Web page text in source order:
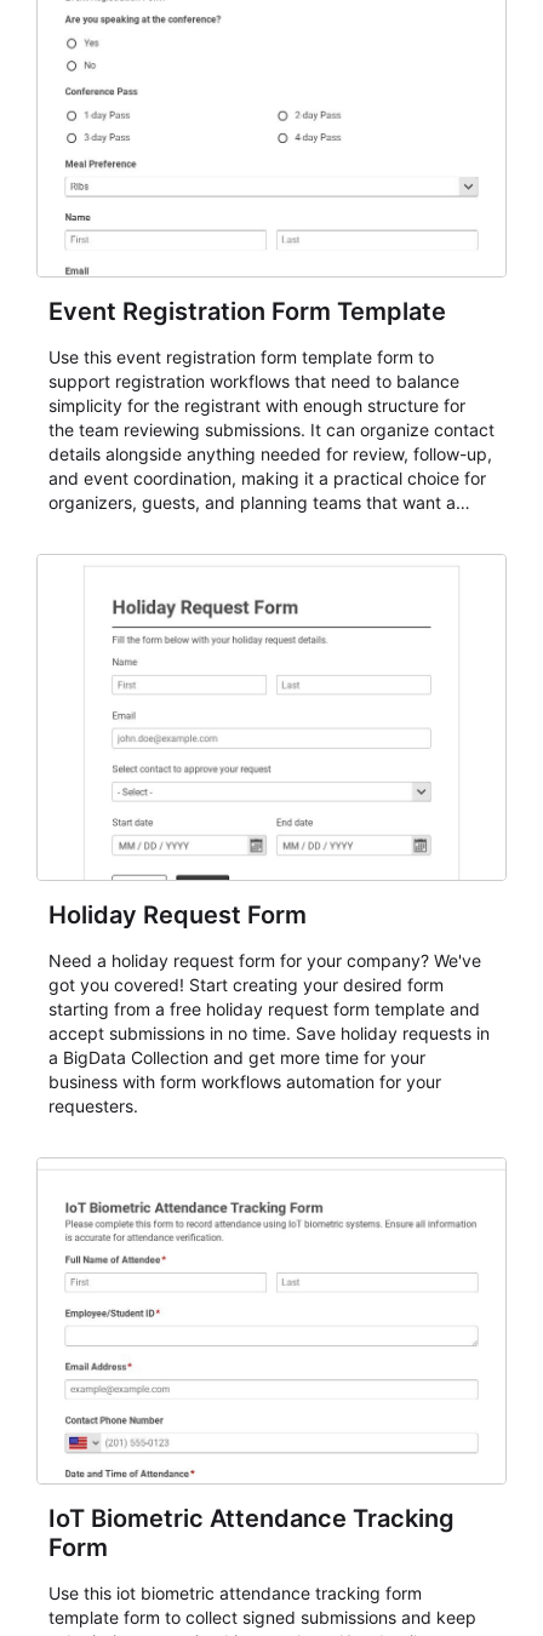
Event Registration Form Template
Use this event registration form template form to
support registration workflows that need to balance
simplicity for the registrant with enough structure for
the team reviewing submissions. It can organize contact
details alongside anything needed for review, follow-up,
and event coordination, making it a practical choice for
organizers, guests, and planning teams that want a
and participant management. The form is suitable for
student enrollment, volunteer registration, business
event intake, and membership participation. It helps
keep responses standardized so organizers can
evaluate submissions, manage next steps, and maintain
cleaner registration records over time.
Holiday Request Form
Need a holiday request form for your company? We've
got you covered! Start creating your desired form
starting from a free holiday request form template and
accept submissions in no time. Save holiday requests in
a BigData Collection and get more time for your
business with form workflows automation for your
requesters.
IoT Biometric Attendance Tracking
Form
Use this iot biometric attendance tracking form
template form to collect signed submissions and keep